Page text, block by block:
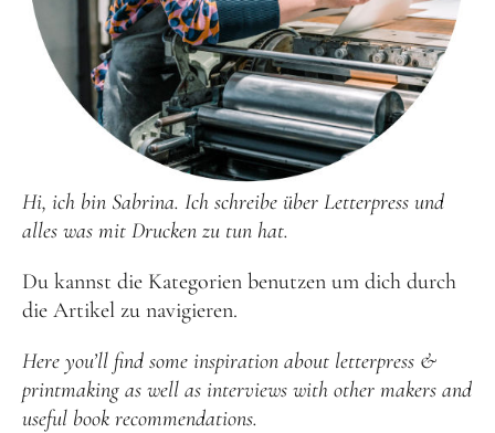
Hi, ich bin Sabrina. Ich schreibe über Letterpress und
alles was mit Drucken zu tun hat.
Du kannst die Kategorien benutzen um dich durch
die Artikel zu navigieren.
Here you’ll find some inspiration about letterpress &
printmaking as well as interviews with other makers and
useful book recommendations.